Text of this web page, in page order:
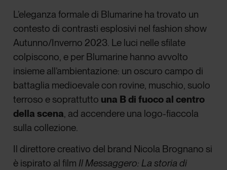
L’eleganza formale di Blumarine ha trovato un
contesto di contrasti esplosivi nel fashion show
Autunno/Inverno 2023. Le luci nelle sfilate
colpiscono, e per Blumarine hanno avvolto
insieme all’ambientazione: un oscuro campo di
battaglia medioevale con rovine, muschio, suolo
terroso e soprattutto una B di fuoco al centro
della scena, ad accendere una logo-fiaccola
sulla collezione.
Il direttore creativo del brand Nicola Brognano si
è ispirato al filmIl Messaggero: La storia di